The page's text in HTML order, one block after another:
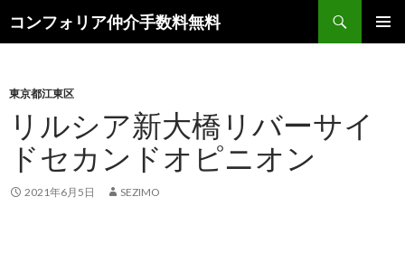
コンフォリア仲介手数料無料
索
ン
ツ
へ
ス
キ
ッ
東京都江東区
リルシア新大橋リバーサイ
ドセカンドオピニオン
2021年6月5日 SEZIMO